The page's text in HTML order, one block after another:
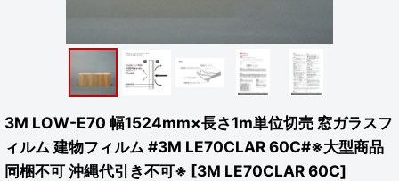
3M LOW-E70 幅1524mm×長さ1m単位切売 窓ガラスフ
ィルム 建物フィルム #3M LE70CLAR 60C#※大型商品
同梱不可 沖縄代引き不可※ [3M LE70CLAR 60C]